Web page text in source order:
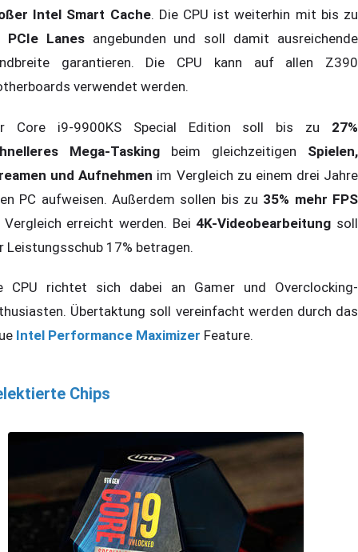
Intel Smart Cache. Die CPU ist weiterhin mit bis zu
PCIe Lanesangebunden und soll damit ausreichende
garantieren. Die CPU kann auf allen Z390
verwendet werden.
Core i9-9900KS Special Edition soll bis zu 27%
Mega-Tasking beim gleichzeitigen Spielen,
und Aufnehmen im Vergleich zu einem drei Jahre
PC aufweisen. Außerdem sollen bis zu 35% mehr FPS
erreicht werden. Bei 4K-Videobearbeitung soll
Leistungsschub 17% betragen.
CPU richtet sich dabei an Gamer und Overclocking-
Übertaktung soll vereinfacht werden durch das
Intel Performance Maximizer Feature.
Chips